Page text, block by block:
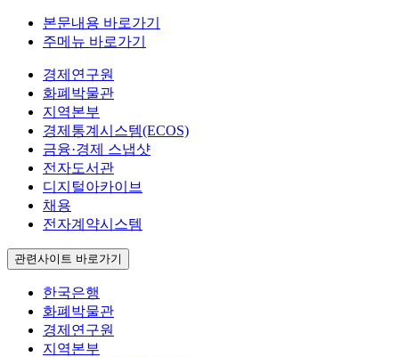
본문내용 바로가기
주메뉴 바로가기
경제연구원
화폐박물관
지역본부
경제통계시스템(ECOS)
금융·경제 스냅샷
전자도서관
디지털아카이브
채용
전자계약시스템
관련사이트 바로가기
한국은행
화폐박물관
경제연구원
지역본부